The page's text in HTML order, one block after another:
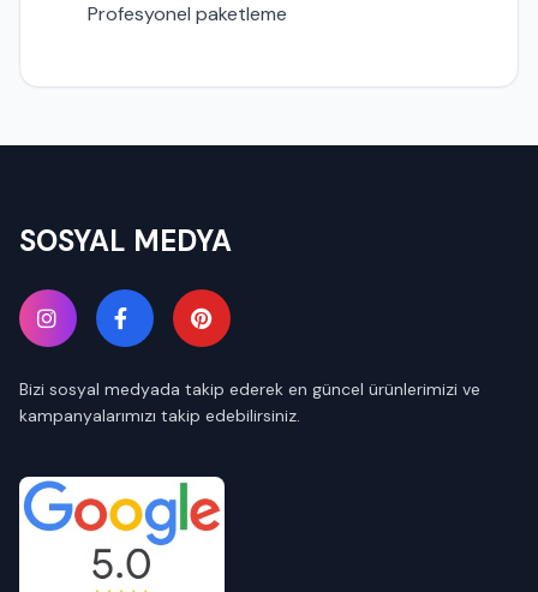
Profesyonel paketleme
SOSYAL MEDYA
Bizi sosyal medyada takip ederek en güncel ürünlerimizi ve
kampanyalarımızı takip edebilirsiniz.